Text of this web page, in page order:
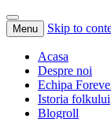
Menu Skip to
Acasa
Despre noi
Echipa
Istoria folkului
Blogroll